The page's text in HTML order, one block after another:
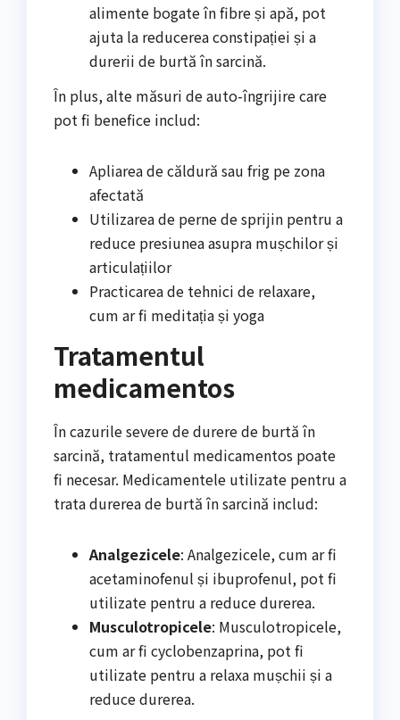
alimente bogate în fibre și apă, pot
ajuta la reducerea constipației și a
durerii de burtă în sarcină.
În plus, alte măsuri de auto-îngrijire care
pot fi benefice includ:
Apliarea de căldură sau frig pe zona
afectată
Utilizarea de perne de sprijin pentru a
reduce presiunea asupra mușchilor și
articulațiilor
Practicarea de tehnici de relaxare,
cum ar fi meditația și yoga
Tratamentul
medicamentos
În cazurile severe de durere de burtă în
sarcină, tratamentul medicamentos poate
fi necesar. Medicamentele utilizate pentru a
trata durerea de burtă în sarcină includ:
Analgezicele: Analgezicele, cum ar fi
acetaminofenul și ibuprofenul, pot fi
utilizate pentru a reduce durerea.
Musculotropicele: Musculotropicele,
cum ar fi cyclobenzaprina, pot fi
utilizate pentru a relaxa mușchii și a
reduce durerea.